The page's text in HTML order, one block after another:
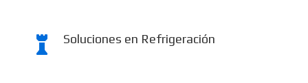
 Soluciones en Refrigeración